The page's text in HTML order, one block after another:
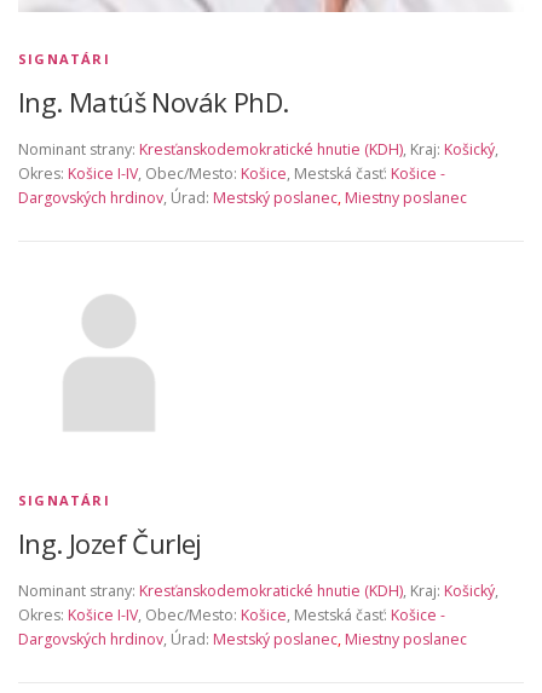
SIGNATÁRI
Ing. Matúš Novák PhD.
Nominant strany: Kresťanskodemokratické hnutie (KDH), Kraj: Košický,
Okres: Košice I-IV, Obec/Mesto: Košice, Mestská časť: Košice -
Dargovských hrdinov, Úrad: Mestský poslanec, Miestny poslanec
SIGNATÁRI
Ing. Jozef Čurlej
Nominant strany: Kresťanskodemokratické hnutie (KDH), Kraj: Košický,
Okres: Košice I-IV, Obec/Mesto: Košice, Mestská časť: Košice -
Dargovských hrdinov, Úrad: Mestský poslanec, Miestny poslanec